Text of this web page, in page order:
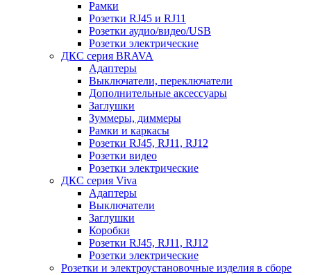
Рамки
Розетки RJ45 и RJ11
Розетки аудио/видео/USB
Розетки электрические
ДКС серия BRAVA
Адаптеры
Выключатели, переключатели
Дополнительные аксессуары
Заглушки
Зуммеры, диммеры
Рамки и каркасы
Розетки RJ45, RJ11, RJ12
Розетки видео
Розетки электрические
ДКС серия Viva
Адаптеры
Выключатели
Заглушки
Коробки
Розетки RJ45, RJ11, RJ12
Розетки электрические
Розетки и электроустановочные изделия в сборе